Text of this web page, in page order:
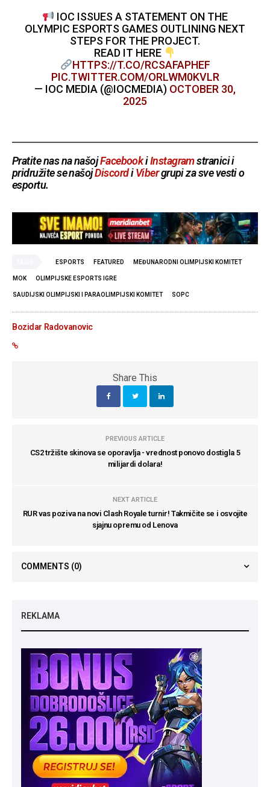
IOC ISSUES A STATEMENT ON THE
OLYMPIC ESPORTS GAMES OUTLINING NEXT
STEPS FOR THE PROJECT.
READ IT HERE
HTTPS://T.CO/RCSAFAPHEF
PIC.TWITTER.COM/ORLWM0KVLR
— IOC MEDIA (@IOCMEDIA) OCTOBER 30,
2025
Pratite nas na našojFacebookiInstagramstranici i
pridružite se našojDiscordiVibergrupi za sve vesti o
esportu.
ESPORTS FEATURED MEĐUNARODNI OLIMPIJSKI KOMITET
MOK OLIMPIJSKE ESPORTS IGRE
SAUDIJSKI OLIMPIJSKI I PARAOLIMPIJSKI KOMITET SOPC
Bozidar Radovanovic
Share This
PREVIOUS ARTICLE
CS2 tržište skinova se oporavlja - vrednost ponovo dostigla 5
milijardi dolara!
NEXT ARTICLE
RUR vas poziva na novi Clash Royale turnir! Takmičite se i osvojite
sjajnu opremu od Lenova
COMMENTS (0)
REKLAMA